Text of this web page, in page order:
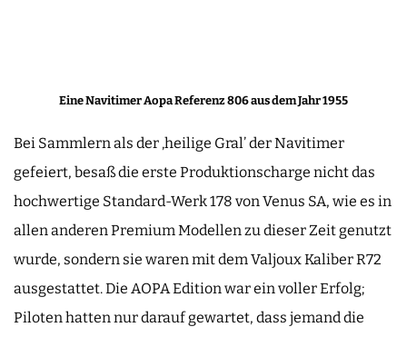
Eine Navitimer Aopa Referenz 806 aus dem Jahr 1955
Bei Sammlern als der ‚heilige Gral’ der Navitimer
gefeiert, besaß die erste Produktionscharge nicht das
hochwertige Standard-Werk 178 von Venus SA, wie es in
allen anderen Premium Modellen zu dieser Zeit genutzt
wurde, sondern sie waren mit dem Valjoux Kaliber R72
ausgestattet. Die AOPA Edition war ein voller Erfolg;
Piloten hatten nur darauf gewartet, dass jemand die